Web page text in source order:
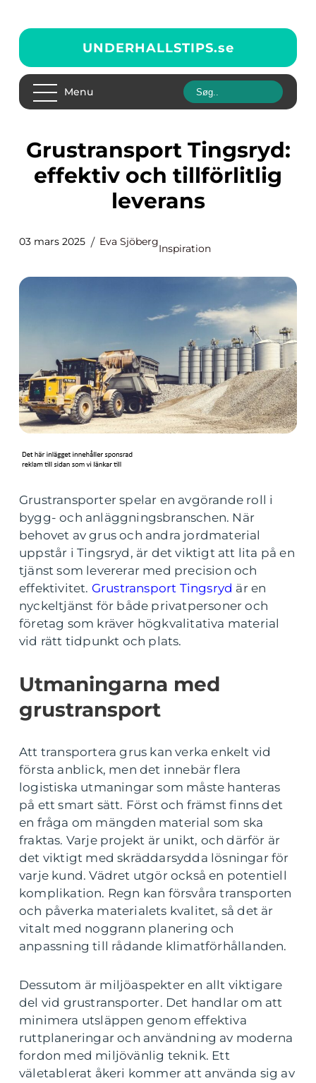
UNDERHALLSTIPS.se
Menu
Grustransport Tingsryd:
effektiv och tillförlitlig
leverans
03 mars 2025 Eva Sjöberg
Inspiration
Grustransporter spelar en avgörande roll i
bygg- och anläggningsbranschen. När
behovet av grus och andra jordmaterial
uppstår i Tingsryd, är det viktigt att lita på en
tjänst som levererar med precision och
effektivitet. Grustransport Tingsryd är en
nyckeltjänst för både privatpersoner och
företag som kräver högkvalitativa material
vid rätt tidpunkt och plats.
Utmaningarna med
grustransport
Att transportera grus kan verka enkelt vid
första anblick, men det innebär flera
logistiska utmaningar som måste hanteras
på ett smart sätt. Först och främst finns det
en fråga om mängden material som ska
fraktas. Varje projekt är unikt, och därför är
det viktigt med skräddarsydda lösningar för
varje kund. Vädret utgör också en potentiell
komplikation. Regn kan försvåra transporten
och påverka materialets kvalitet, så det är
vitalt med noggrann planering och
anpassning till rådande klimatförhållanden.
Dessutom är miljöaspekter en allt viktigare
del vid grustransporter. Det handlar om att
minimera utsläppen genom effektiva
ruttplaneringar och användning av moderna
fordon med miljövänlig teknik. Ett
väletablerat åkeri kommer att använda sig av